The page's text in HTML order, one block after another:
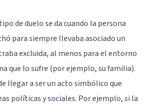
de duelo se da cuando la persona
para siempre llevaba asociado un
excluida, al menos para el entorno
que lo sufre (por ejemplo, su familia).
llegar a ser un acto simbólico que
políticas y sociales. Por ejemplo, si la